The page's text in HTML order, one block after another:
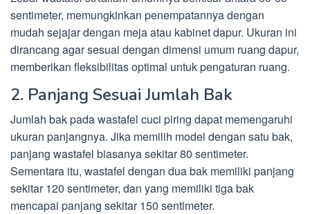
sentimeter, memungkinkan penempatannya dengan
mudah sejajar dengan meja atau kabinet dapur. Ukuran ini
dirancang agar sesuai dengan dimensi umum ruang dapur,
memberikan fleksibilitas optimal untuk pengaturan ruang.
2. Panjang Sesuai Jumlah Bak
Jumlah bak pada wastafel cuci piring dapat memengaruhi
ukuran panjangnya. Jika memilih model dengan satu bak,
panjang wastafel biasanya sekitar 80 sentimeter.
Sementara itu, wastafel dengan dua bak memiliki panjang
sekitar 120 sentimeter, dan yang memiliki tiga bak
mencapai panjang sekitar 150 sentimeter.